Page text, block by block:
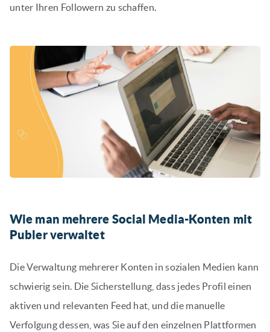
unter Ihren Followern zu schaffen.
Wie man mehrere Social Media-Konten mit
Publer verwaltet
Die Verwaltung mehrerer Konten in sozialen Medien kann
schwierig sein. Die Sicherstellung, dass jedes Profil einen
aktiven und relevanten Feed hat, und die manuelle
Verfolgung dessen, was Sie auf den einzelnen Plattformen